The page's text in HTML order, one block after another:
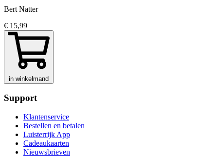
Bert Natter
€ 15,99
in winkelmand
Support
Klantenservice
Bestellen en betalen
Luisterrijk App
Cadeaukaarten
Nieuwsbrieven